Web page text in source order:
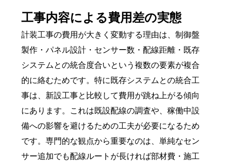
工事内容による費用差の実態
計装工事の費用が大きく変動する理由は、制御盤
製作・パネル設計・センサー数・配線距離・既存
システムとの統合度合いという複数の要素が複合
的に絡むためです。特に既存システムとの統合工
事は、新設工事と比較して費用が跳ね上がる傾向
にあります。これは既設配線の調査や、稼働中設
備への影響を避けるための工夫が必要になるため
です。専門的な観点から重要なのは、単純なセン
サー追加でも配線ルートが長ければ部材費・施工